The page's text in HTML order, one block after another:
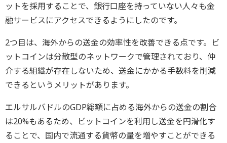
ットを採用することで、銀行口座を持っていない人々も金
融サービスにアクセスできるようにしたのです。
2つ目は、海外からの送金の効率性を改善できる点です。ビ
ットコインは分散型のネットワークで管理されており、仲
介する組織が存在しないため、送金にかかる手数料を削減
できるというメリットがあります。
エルサルバドルのGDP総額に占める海外からの送金の割合
は20%もあるため、ビットコインを利用し送金を円滑化す
ることで、国内で流通する貨幣の量を増やすことができる